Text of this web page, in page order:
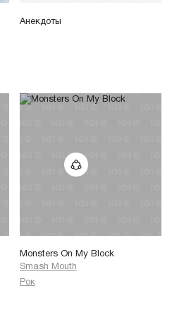
Анекдоты
Monsters On My Block
Smash Mouth
Рок